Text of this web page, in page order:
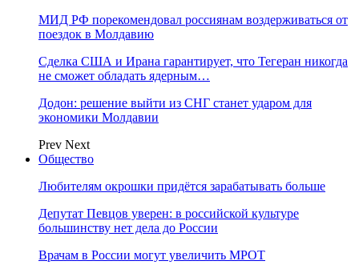
МИД РФ порекомендовал россиянам воздерживаться от
поездок в Молдавию
Сделка США и Ирана гарантирует, что Тегеран никогда
не сможет обладать ядерным…
Додон: решение выйти из СНГ станет ударом для
экономики Молдавии
Prev Next
Общество
Любителям окрошки придётся зарабатывать больше
Депутат Певцов уверен: в российской культуре
большинству нет дела до России
Врачам в России могут увеличить МРОТ